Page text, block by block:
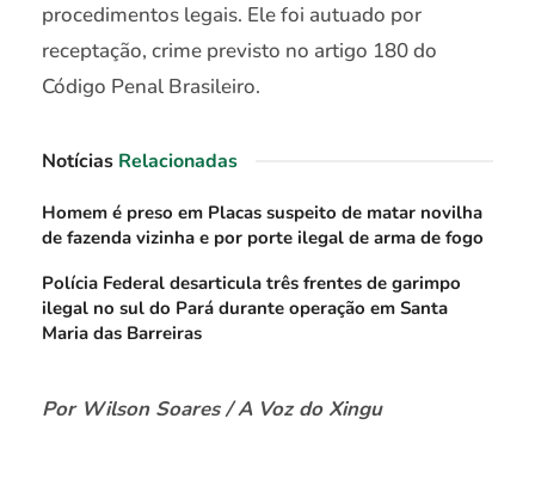
procedimentos legais. Ele foi autuado por
receptação, crime previsto no artigo 180 do
Código Penal Brasileiro.
Notícias Relacionadas
Homem é preso em Placas suspeito de matar novilha
de fazenda vizinha e por porte ilegal de arma de fogo
Polícia Federal desarticula três frentes de garimpo
ilegal no sul do Pará durante operação em Santa
Maria das Barreiras
Por Wilson Soares / A Voz do Xingu